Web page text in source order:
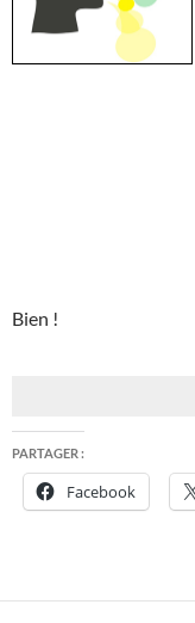
Bien !
PARTAGER :
Facebook